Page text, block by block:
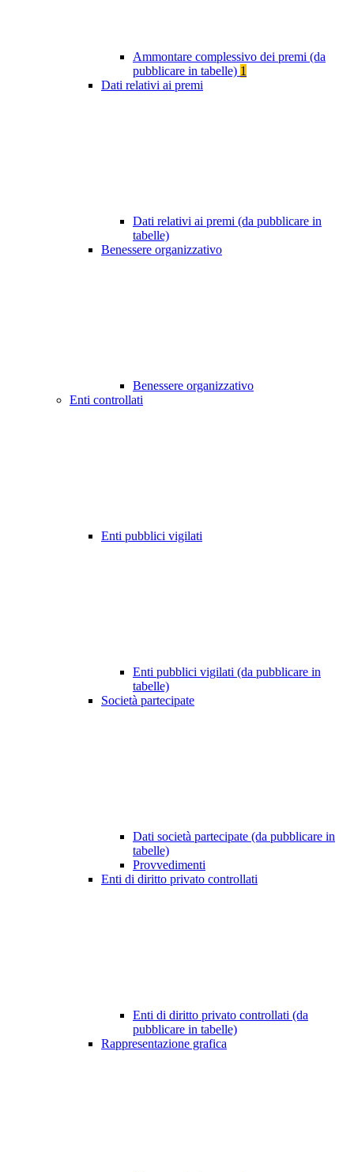
Ammontare complessivo dei premi (da
pubblicare in tabelle) 1
Dati relativi ai premi
Dati relativi ai premi (da pubblicare in
tabelle)
Benessere organizzativo
Benessere organizzativo
Enti controllati
Enti pubblici vigilati
Enti pubblici vigilati (da pubblicare in
tabelle)
Società partecipate
Dati società partecipate (da pubblicare in
tabelle)
Provvedimenti
Enti di diritto privato controllati
Enti di diritto privato controllati (da
pubblicare in tabelle)
Rappresentazione grafica